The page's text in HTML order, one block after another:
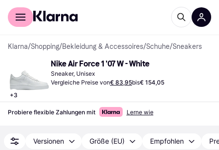
Für Shopper
Klarna/Shopping/Bekleidung & Accessoires/Schuhe/Sneakers
+3
Nike Air Force 1 '07 W - White
Sneaker, Unisex
Vergleiche Preise von€ 83,95bis€ 154,05
Probiere flexible Zahlungen mit Lerne wie
Versionen Größe (EU) Empfohlen